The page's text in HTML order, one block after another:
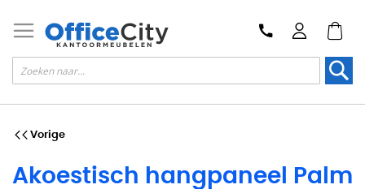
Akoestisch hangpaneel Palm
Vorige